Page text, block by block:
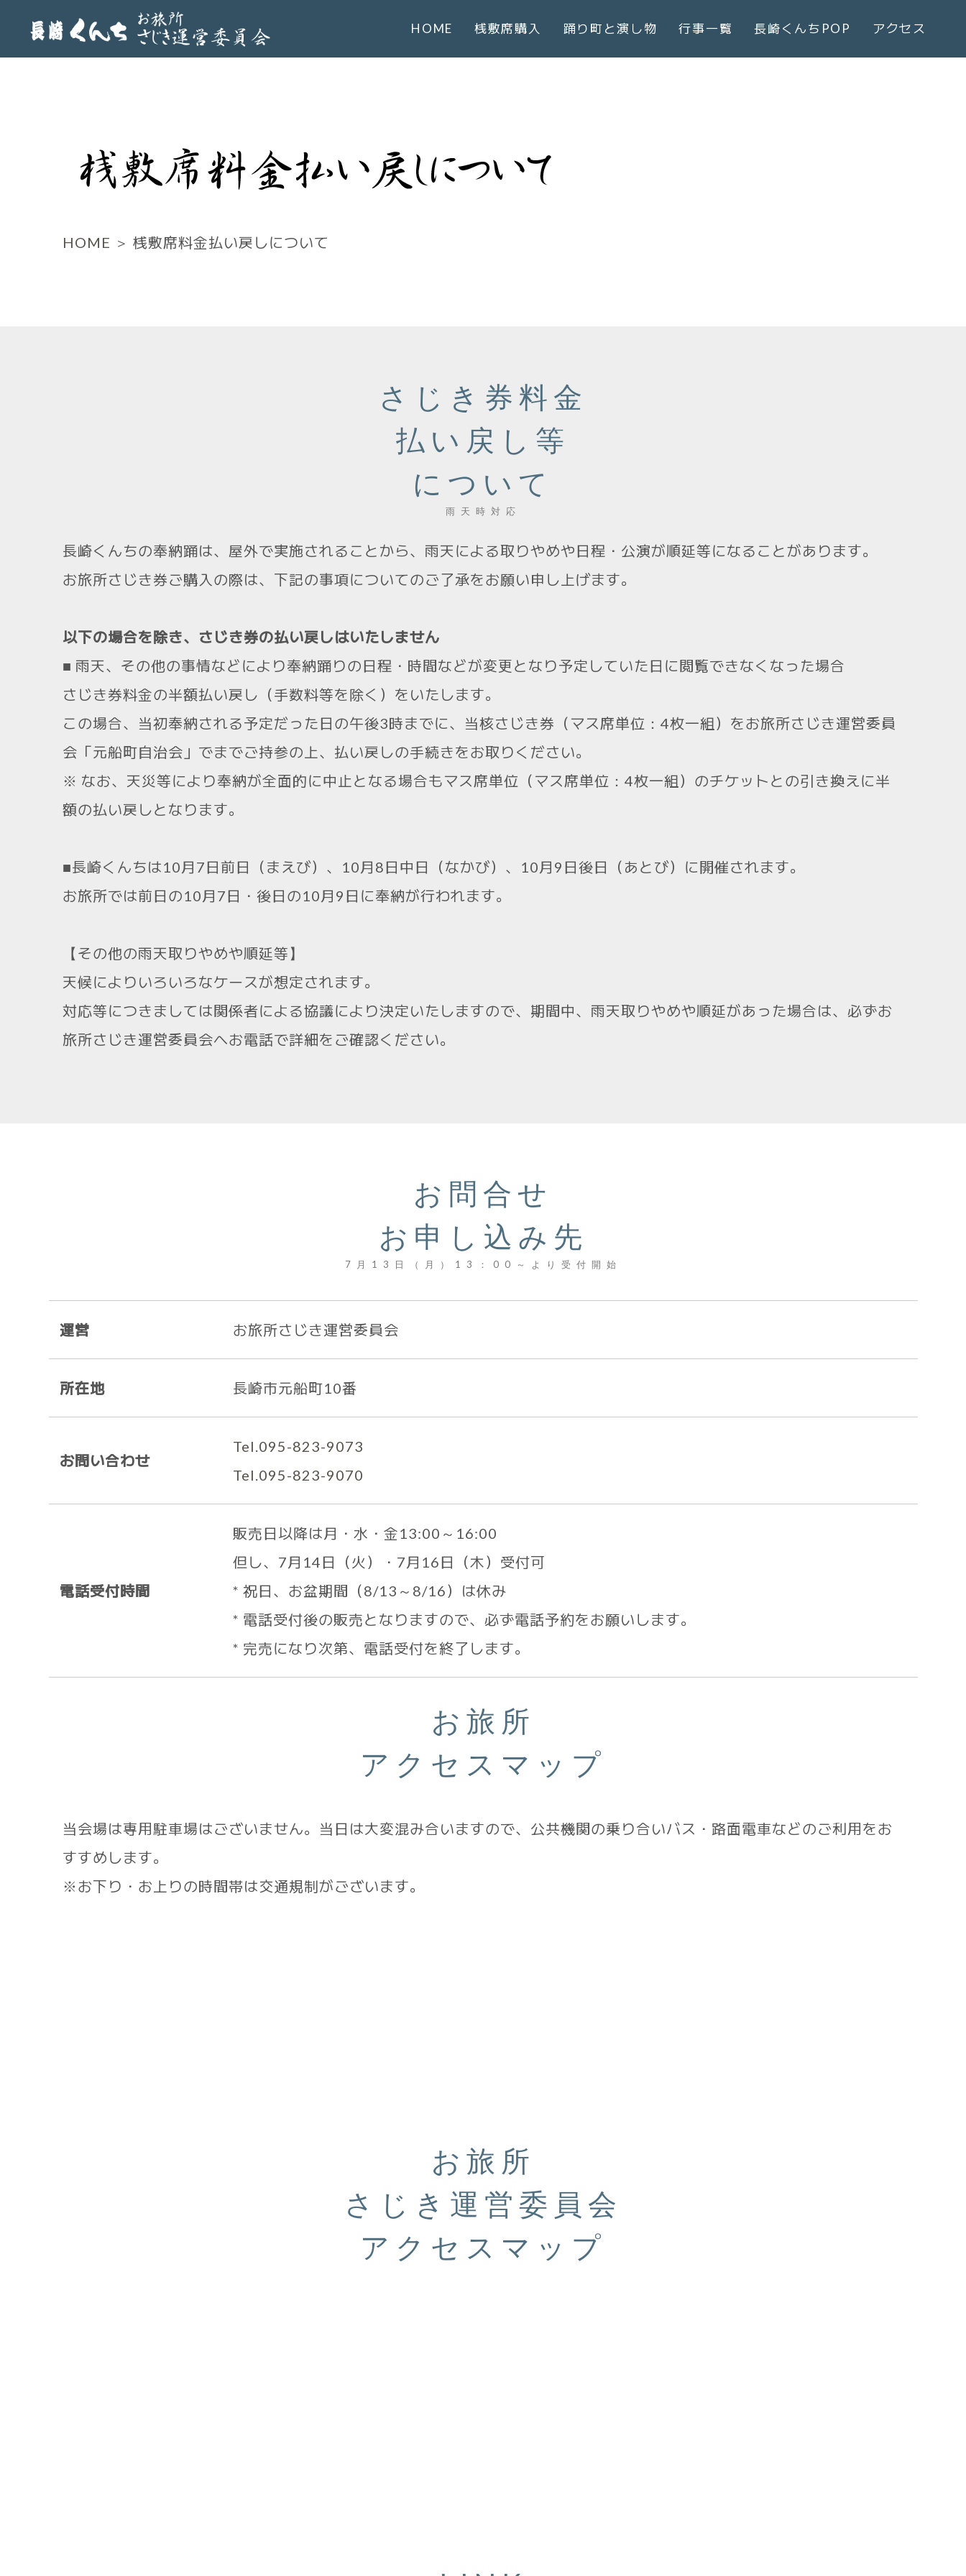
HOME 桟敷席購入 踊り町と演し物 行事一覧 長崎くんちPOP アクセス
HOME ＞ 桟敷席料金払い戻しについて
さじき券料金
払い戻し等
について
雨天時対応
長崎くんちの奉納踊は、屋外で実施されることから、雨天による取りやめや日程・公演が順延等になることがあります。
お旅所さじき券ご購入の際は、下記の事項についてのご了承をお願い申し上げます。
以下の場合を除き、さじき券の払い戻しはいたしません
■ 雨天、その他の事情などにより奉納踊りの日程・時間などが変更となり予定していた日に閲覧できなくなった場合
さじき券料金の半額払い戻し（手数料等を除く）をいたします。
この場合、当初奉納される予定だった日の午後3時までに、当核さじき券（マス席単位：4枚一組）をお旅所さじき運営委員
会「元船町自治会」でまでご持参の上、払い戻しの手続きをお取りください。
※ なお、天災等により奉納が全面的に中止となる場合もマス席単位（マス席単位：4枚一組）のチケットとの引き換えに半
額の払い戻しとなります。
■長崎くんちは10月7日前日（まえび）、10月8日中日（なかび）、10月9日後日（あとび）に開催されます。
お旅所では前日の10月7日・後日の10月9日に奉納が行われます。
【その他の雨天取りやめや順延等】
天候によりいろいろなケースが想定されます。
対応等につきましては関係者による協議により決定いたしますので、期間中、雨天取りやめや順延があった場合は、必ずお
旅所さじき運営委員会へお電話で詳細をご確認ください。
お問合せ
お申し込み先
7月13日（月）13：00～より受付開始
運営 お旅所さじき運営委員会
所在地 長崎市元船町10番
お問い合わせ
Tel.095-823-9073
Tel.095-823-9070
電話受付時間
販売日以降は月・水・金13:00～16:00
但し、7月14日（火）・7月16日（木）受付可
* 祝日、お盆期間（8/13～8/16）は休み
* 電話受付後の販売となりますので、必ず電話予約をお願いします。
* 完売になり次第、電話受付を終了します。
お旅所
アクセスマップ
当会場は専用駐車場はございません。当日は大変混み合いますので、公共機関の乗り合いバス・路面電車などのご利用をお
すすめします。
※お下り・お上りの時間帯は交通規制がございます。
お旅所
さじき運営委員会
アクセスマップ